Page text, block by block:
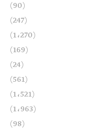
(90)
(247)
(1٬270)
(169)
(24)
(561)
(1٬521)
(1٬963)
(98)